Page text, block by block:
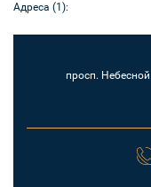
Адреса (1):
просп.